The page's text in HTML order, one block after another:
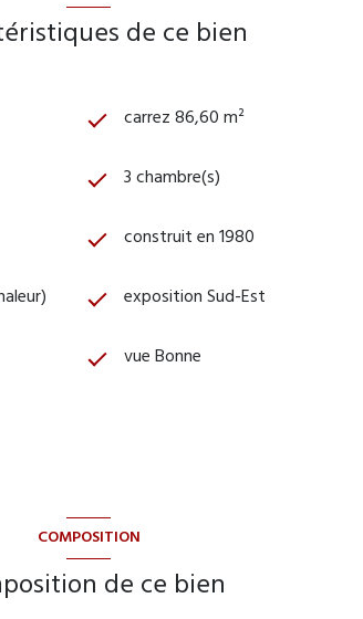
de ce bien
carrez 86,60 m²
3 chambre(s)
construit en 1980
exposition Sud-Est
vue Bonne
COMPOSITION
de ce bien